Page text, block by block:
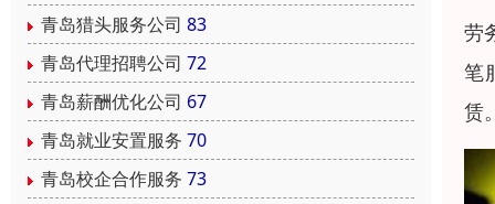
青岛猎头服务公司 83
青岛代理招聘公司 72
青岛薪酬优化公司 67
青岛就业安置服务 70
青岛校企合作服务 73
劳
笔
赁